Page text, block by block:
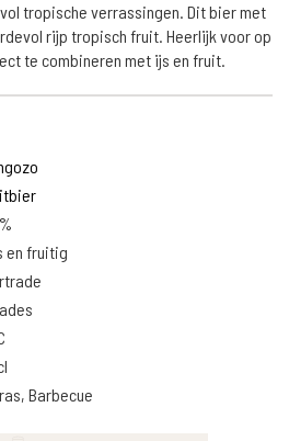
tropische verrassingen. Dit bier met
rijp tropisch fruit. Heerlijk voor op
te combineren met ijs en fruit.
en fruitig
Barbecue